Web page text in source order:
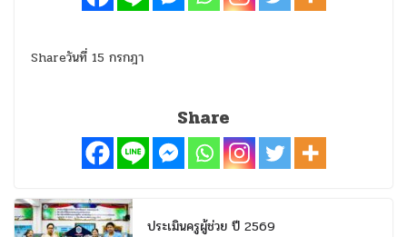
Shareวันที่ 15 กรกฎา
Share
ประเมินครูผู้ช่วย ปี 2569